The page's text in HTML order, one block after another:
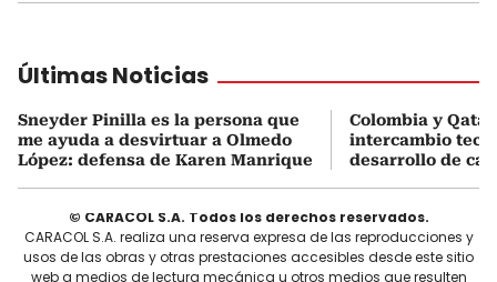
Últimas Noticias
Sneyder Pinilla es la persona que
me ayuda a desvirtuar a Olmedo
López: defensa de Karen Manrique
Colombia y
intercambio
desarrollo de
© CARACOL S.A. Todos los derechos reservados.
CARACOL S.A. realiza una reserva expresa de las reproducciones y
usos de las obras y otras prestaciones accesibles desde este sitio
web a medios de lectura mecánica u otros medios que resulten